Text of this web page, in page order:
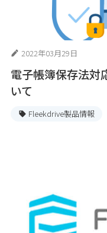
2022年03月29日
電子帳簿保存法対
いて
Fleekdrive製品情報